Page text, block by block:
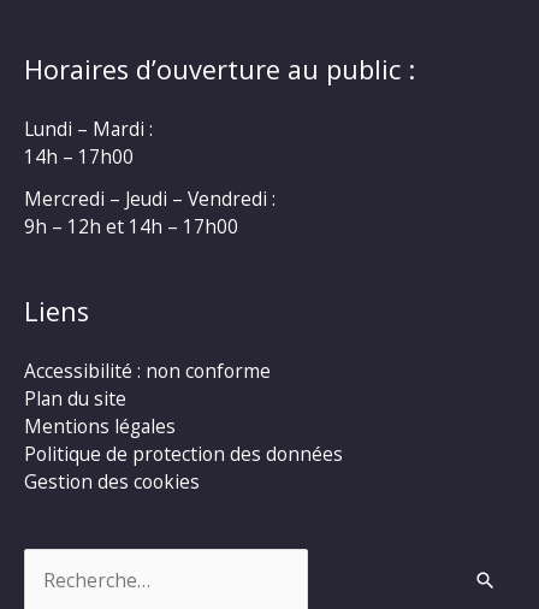
Horaires d’ouverture au public :
Lundi – Mardi :
14h – 17h00
Mercredi – Jeudi – Vendredi :
9h – 12h et 14h – 17h00
Liens
Accessibilité : non conforme
Plan du site
Mentions légales
Politique de protection des données
Gestion des cookies